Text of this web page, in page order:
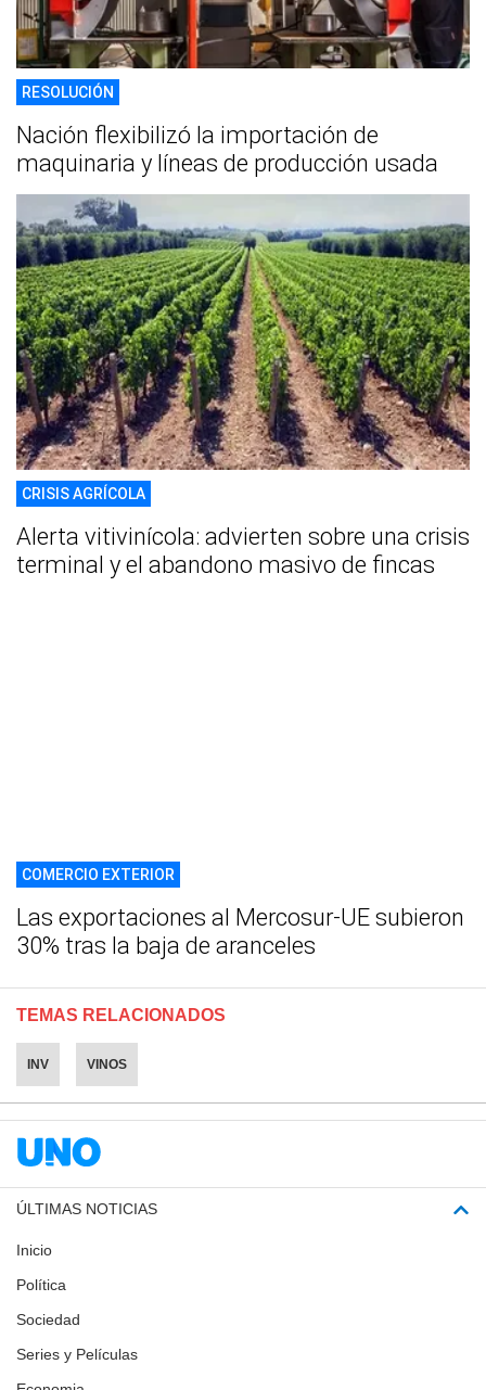
RESOLUCIÓN
Nación flexibilizó la importación de
maquinaria y líneas de producción usada
CRISIS AGRÍCOLA
Alerta vitivinícola: advierten sobre una crisis
terminal y el abandono masivo de fincas
COMERCIO EXTERIOR
Las exportaciones al Mercosur-UE subieron
30% tras la baja de aranceles
TEMAS RELACIONADOS
INV VINOS
ÚLTIMAS NOTICIAS
Inicio
Política
Sociedad
Series y Películas